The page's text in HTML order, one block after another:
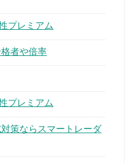
プレミアム
者や倍率
プレミアム
策ならスマートレーダ